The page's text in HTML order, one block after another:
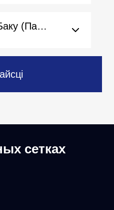
Азербайджан - Баку (Пасольства)
сетках